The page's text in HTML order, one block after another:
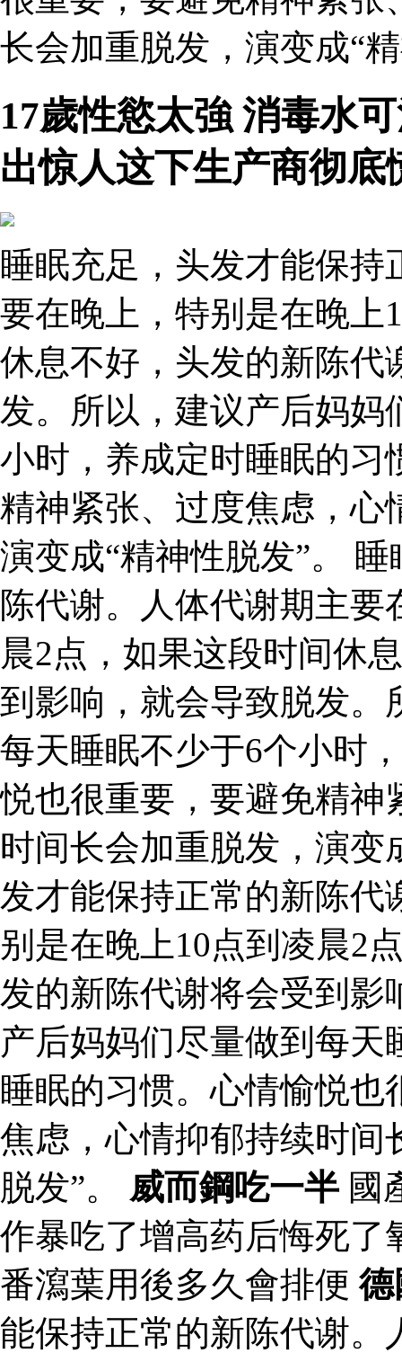
长会加重脱发，演变成“
17歲性慾太強 消毒水
出惊人这下生产商彻
睡眠充足，头发才能保
要在晚上，特别是在晚上
休息不好，头发的新陈代
发。所以，建议产后妈妈
小时，养成定时睡眠的习
精神紧张、过度焦虑，心
演变成“精神性脱发”。
陈代谢。人体代谢期主
晨2点，如果这段时间休
到影响，就会导致脱发。
每天睡眠不少于6个小时
悦也很重要，要避免精神
时间长会加重脱发，演变
发才能保持正常的新陈代
别是在晚上10点到凌晨2
发的新陈代谢将会受到影
产后妈妈们尽量做到每
睡眠的习惯。心情愉悦
焦虑，心情抑郁持续时间
脱发”。 威而鋼吃一半 國
作暴吃了增高药后悔死
番瀉葉用後多久會排便德
能保持正常的新陈代谢。